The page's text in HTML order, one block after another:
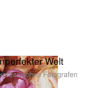
Welt
Fotografen